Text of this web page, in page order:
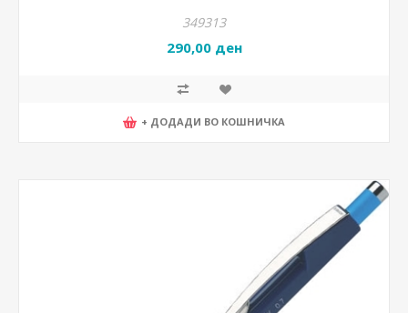
349313
290,00 ден
+ ДОДАДИ ВО КОШНИЧКА